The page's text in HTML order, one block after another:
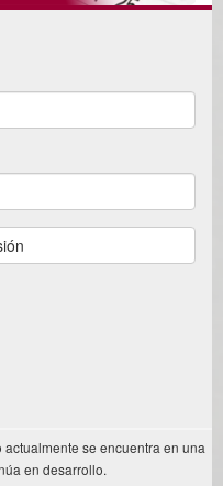
se encuentra en una
en desarrollo.